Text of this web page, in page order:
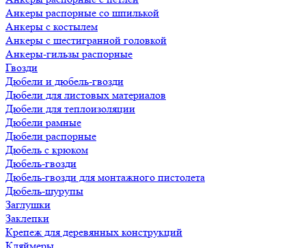
Анкеры распорные со шпилькой
Анкеры с костылем
Анкеры с шестигранной головкой
Анкеры-гильзы распорные
Гвозди
Дюбели и дюбель-гвозди
Дюбели для листовых материалов
Дюбели для теплоизоляции
Дюбели рамные
Дюбели распорные
Дюбель с крюком
Дюбель-гвозди
Дюбель-гвозди для монтажного пистолета
Дюбель-шурупы
Заглушки
Заклепки
Крепеж для деревянных конструкций